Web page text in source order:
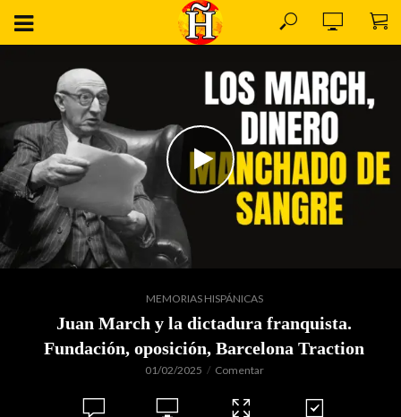
MEMORIAS HISPÁNICAS
Juan March y la dictadura franquista.
Fundación, oposición, Barcelona Traction
01/02/2025 Comentar